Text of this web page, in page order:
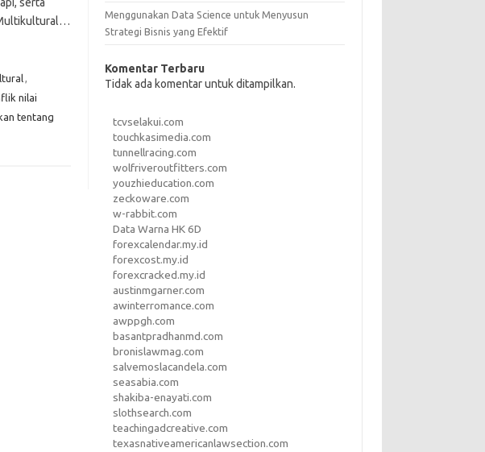
,
nilai
tentang
Menggunakan Data Science untuk Menyusun
Strategi Bisnis yang Efektif
Komentar Terbaru
Tidak ada komentar untuk ditampilkan.
tcvselakui.com
touchkasimedia.com
tunnellracing.com
wolfriveroutfitters.com
youzhieducation.com
zeckoware.com
w-rabbit.com
Data Warna HK 6D
forexcalendar.my.id
forexcost.my.id
forexcracked.my.id
austinmgarner.com
awinterromance.com
awppgh.com
basantpradhanmd.com
bronislawmag.com
salvemoslacandela.com
seasabia.com
shakiba-enayati.com
slothsearch.com
teachingadcreative.com
texasnativeamericanlawsection.com